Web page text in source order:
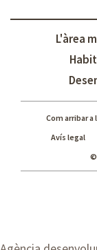
L'àrea
Com arribar a
Avís legal
©